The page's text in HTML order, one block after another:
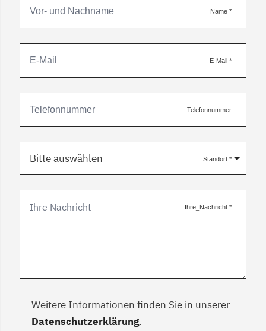
Name *
E-Mail *
Telefonnummer
Standort *
Bitte auswählen
Ihre_Nachricht *
Weitere Informationen finden Sie in unserer
Datenschutzerklärung.